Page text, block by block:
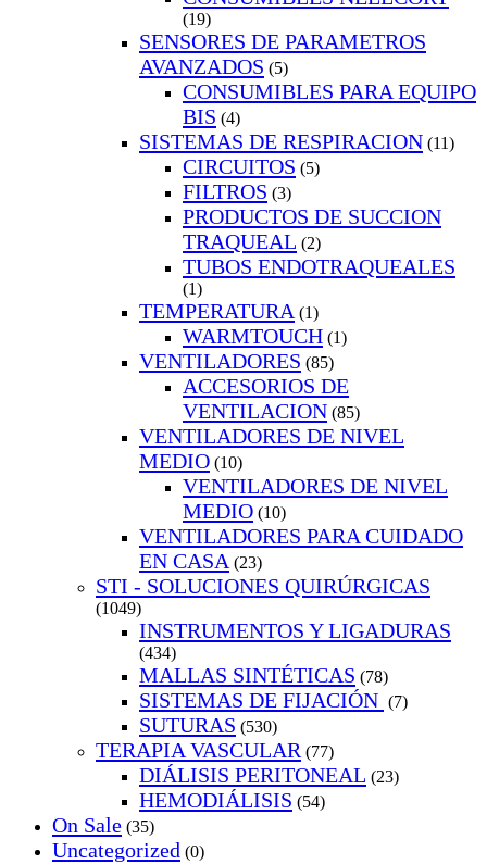
(19)
SENSORES DE PARAMETROS
AVANZADOS (5)
CONSUMIBLES PARA EQUIPO
BIS (4)
SISTEMAS DE RESPIRACION (11)
CIRCUITOS (5)
FILTROS (3)
PRODUCTOS DE SUCCION
TRAQUEAL (2)
TUBOS ENDOTRAQUEALES
(1)
TEMPERATURA (1)
WARMTOUCH (1)
VENTILADORES (85)
ACCESORIOS DE
VENTILACION (85)
VENTILADORES DE NIVEL
MEDIO (10)
VENTILADORES DE NIVEL
MEDIO (10)
VENTILADORES PARA CUIDADO
EN CASA (23)
STI - SOLUCIONES QUIRÚRGICAS
(1049)
INSTRUMENTOS Y LIGADURAS
(434)
MALLAS SINTÉTICAS (78)
SISTEMAS DE FIJACIÓN (7)
SUTURAS (530)
TERAPIA VASCULAR (77)
DIÁLISIS PERITONEAL (23)
HEMODIÁLISIS (54)
On Sale (35)
Uncategorized (0)